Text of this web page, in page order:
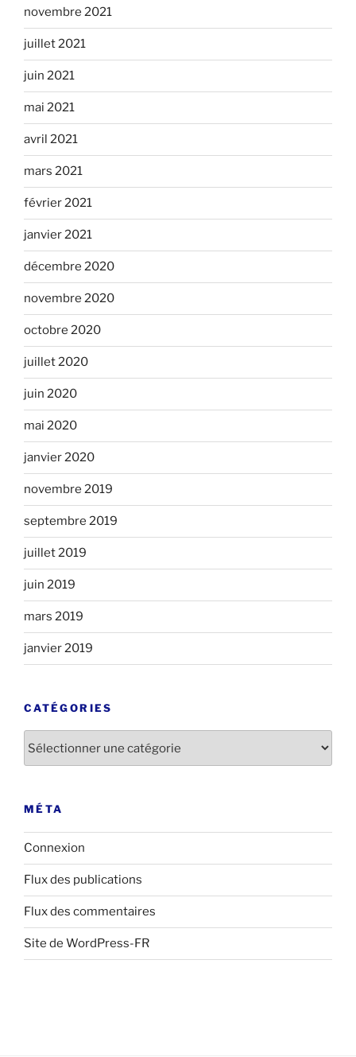
novembre 2021
juillet 2021
juin 2021
mai 2021
avril 2021
mars 2021
février 2021
janvier 2021
décembre 2020
novembre 2020
octobre 2020
juillet 2020
juin 2020
mai 2020
janvier 2020
novembre 2019
septembre 2019
juillet 2019
juin 2019
mars 2019
janvier 2019
CATÉGORIES
MÉTA
Connexion
Flux des publications
Flux des commentaires
Site de WordPress-FR